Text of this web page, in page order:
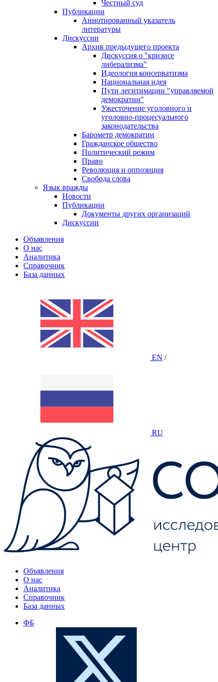
Честный суд
Публикации
Аннотированный указатель
литературы
Дискуссии
Архив предыдущего проекта
Дискуссия о "кризисе
либерализма"
Идеология консерватизма
Национальная идея
Пути легитимации "управляемой
демократии"
Ужесточение уголовного и
уголовно-процесуального
законодательства
Барометр демократии
Гражданское общество
Политический режим
Право
Революция и оппозиция
Свобода слова
Язык вражды
Новости
Публикации
Документы других организаций
Дискуссии
Объявления
О нас
Аналитика
Справочник
База данных
EN /
RU
Объявления
О нас
Аналитика
Справочник
База данных
ФБ